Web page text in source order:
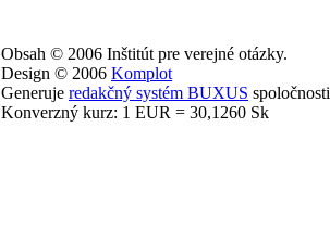
Obsah © 2006 Inštitút pre verejné otázky.
Design © 2006 Komplot
Generuje redakčný systém BUXUS
Konverzný kurz: 1 EUR = 30,1260 Sk